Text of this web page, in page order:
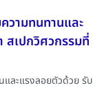
วามทนทานและ
เปกวิศวกรรมที่
ละแรงลอยตัวด้วย รับ